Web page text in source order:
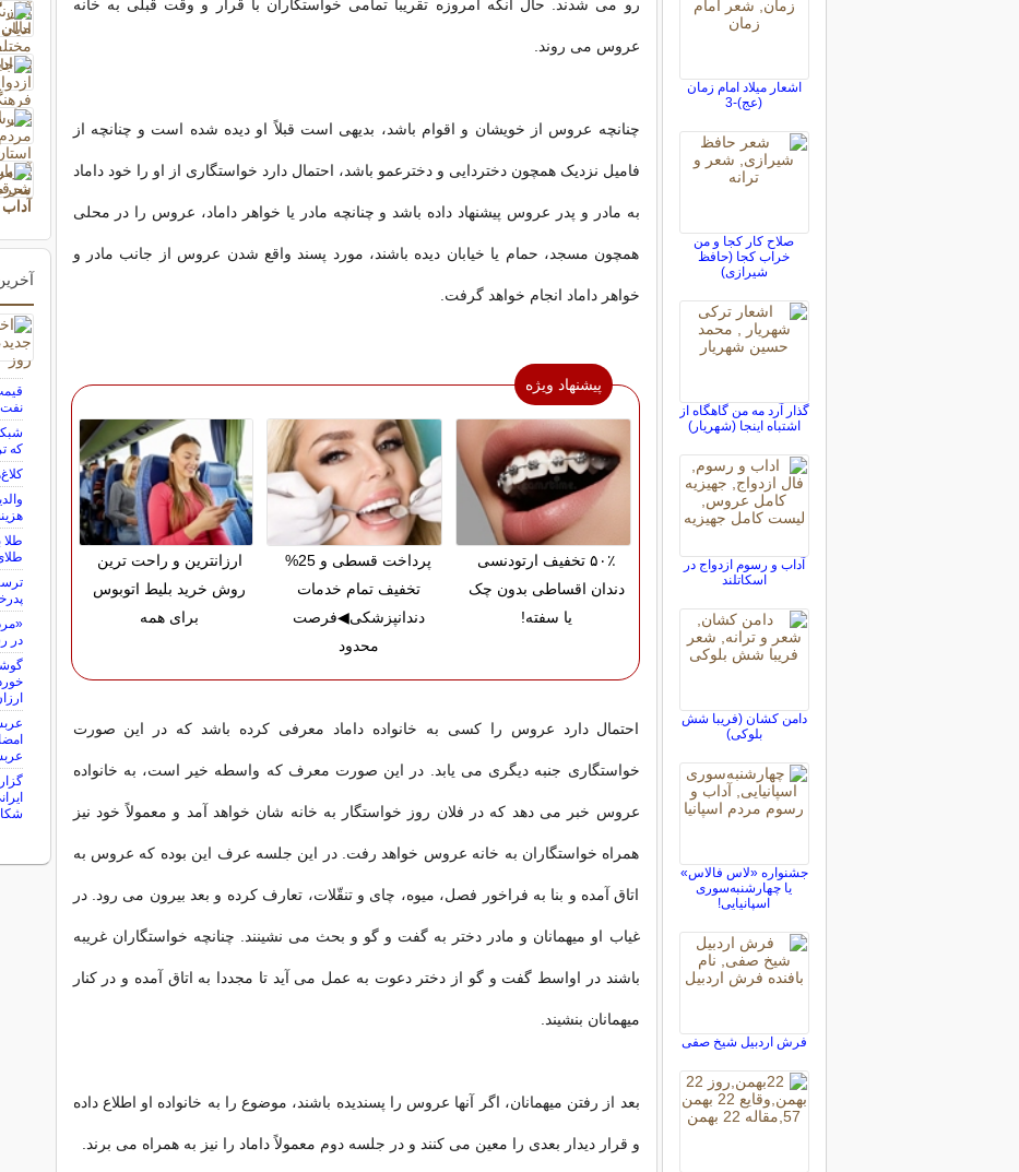
رو می شدند. حال آنکه امروزه تقریبا تمامی خواستگاران با قرار و وقت قبلی به خانه
عروس می روند.
چنانچه عروس از خویشان و اقوام باشد، بدیهی است قبلاً او دیده شده است و چنانچه از
فامیل نزدیک همچون دختردایی و دخترعمو باشد، احتمال دارد خواستگاری از او را خود داماد
به مادر و پدر عروس پیشنهاد داده باشد و چنانچه مادر یا خواهر داماد، عروس را در محلی
همچون مسجد، حمام یا خیابان دیده باشند، مورد پسند واقع شدن عروس از جانب مادر و
خواهر داماد انجام خواهد گرفت.
پیشنهاد ویژه
۵۰٪ تخفیف ارتودنسی
دندان اقساطی بدون چک
یا سفته!
پرداخت قسطی و 25%
تخفیف تمام خدمات
دندانپزشکی◀فرصت
محدود
ارزانترین و راحت ترین
روش خرید بلیط اتوبوس
برای همه
احتمال دارد عروس را کسی به خانواده داماد معرفی کرده باشد که در این صورت
خواستگاری جنبه دیگری می یابد. در این صورت معرف که واسطه خیر است، به خانواده
عروس خبر می دهد که در فلان روز خواستگار به خانه شان خواهد آمد و معمولاً خود نیز
همراه خواستگاران به خانه عروس خواهد رفت. در این جلسه عرف این بوده که عروس به
اتاق آمده و بنا به فراخور فصل، میوه، چای و تنقّلات، تعارف کرده و بعد بیرون می رود. در
غیاب او میهمانان و مادر دختر به گفت و گو و بحث می نشینند. چنانچه خواستگاران غریبه
باشند در اواسط گفت و گو از دختر دعوت به عمل می آید تا مجددا به اتاق آمده و در کنار
میهمانان بنشیند.
بعد از رفتن میهمانان، اگر آنها عروس را پسندیده باشند، موضوع را به خانواده او اطلاع داده
و قرار دیدار بعدی را معین می کنند و در جلسه دوم معمولاً داماد را نیز به همراه می برند.
اشعار میلاد امام زمان
(عج)-3
صلاح کار کجا و من
خراب کجا (حافظ
شیرازی)
گذار آرد مه من گاهگاه از
اشتباه اینجا (شهریار)
آداب و رسوم ازدواج در
اسكاتلند
دامن کشان (فریبا شش
بلوکی)
جشنواره «لاس فالاس»
یا چهارشنبه‌سوری
اسپانیایی!
فرش اردبیل شیخ صفی
که
طلای
در
شکاف ۱۵ درصدی